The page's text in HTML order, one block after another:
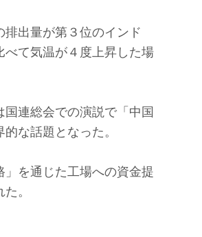
出量が第３位のインド
べて気温が４度上昇した場
連総会での演説で「中国
な話題となった。
を通じた工場への資金提
。